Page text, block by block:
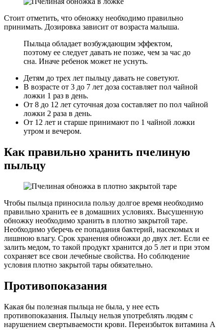
Стоит отметить, что обножку необходимо правильно
принимать. Дозировка зависит от возраста малыша.
Пыльца обладает возбуждающим эффектом,
поэтому ее следует давать не позже, чем за час до
сна. Иначе ребенок может не уснуть.
Детям до трех лет пыльцу давать не советуют.
В возрасте от 3 до 7 лет доза составляет пол чайной
ложки 1 раз в день.
От 8 до 12 лет суточная доза составляет по пол чайной
ложки 2 раза в день.
От 12 лет и старше принимают по 1 чайной ложки
утром и вечером.
Как правильно хранить пчелиную
пыльцу
Чтобы пыльца приносила пользу долгое время необходимо
правильно хранить ее в домашних условиях. Высушенную
обножку необходимо хранить в плотно закрытой таре.
Необходимо уберечь ее попадания бактерий, насекомых и
лишнюю влагу. Срок хранения обножки до двух лет. Если ее
залить медом, то такой продукт хранится до 5 лет и при этом
сохраняет все свои лечебные свойства. Но соблюдение
условия плотно закрытой тары обязательно.
Противопоказания
Какая бы полезная пыльца не была, у нее есть
противопоказания. Пыльцу нельзя употреблять людям с
нарушением свертываемости крови. Переизбыток витамина А